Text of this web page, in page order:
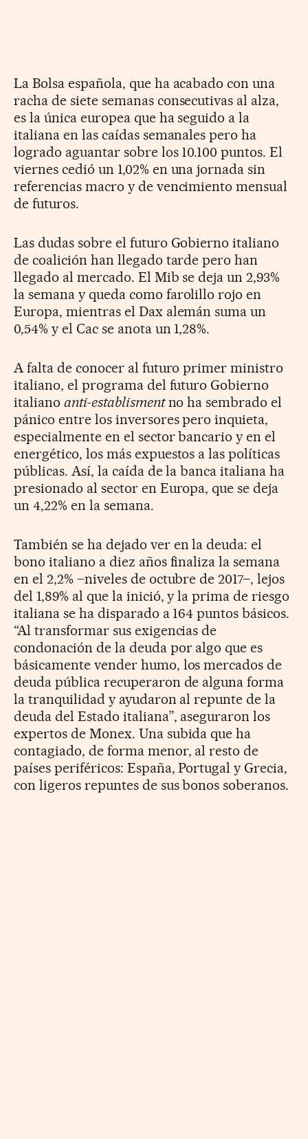
La Bolsa española, que ha acabado con una
racha de siete semanas consecutivas al alza,
es la única europea que ha seguido a la
italiana en las caídas semanales pero ha
logrado aguantar sobre los 10.100 puntos. El
viernes cedió un 1,02% en una jornada sin
referencias macro y de vencimiento mensual
de futuros.
Las dudas sobre el futuro Gobierno italiano
de coalición han llegado tarde pero han
llegado al mercado. El Mib se deja un 2,93%
la semana y queda como farolillo rojo en
Europa, mientras el Dax alemán suma un
0,54% y el Cac se anota un 1,28%.
A falta de conocer al futuro primer ministro
italiano, el programa del futuro Gobierno
italiano anti-establismentno ha sembrado el
pánico entre los inversores pero inquieta,
especialmente en el sector bancario y en el
energético, los más expuestos a las políticas
públicas. Así, la caída de la banca italiana ha
presionado al sector en Europa, que se deja
un 4,22% en la semana.
También se ha dejado ver en la deuda: el
bono italiano a diez años finaliza la semana
en el 2,2% –niveles de octubre de 2017–, lejos
del 1,89% al que la inició, y la prima de riesgo
italiana se ha disparado a 164 puntos básicos.
“Al transformar sus exigencias de
condonación de la deuda por algo que es
básicamente vender humo, los mercados de
deuda pública recuperaron de alguna forma
la tranquilidad y ayudaron al repunte de la
deuda del Estado italiana”, aseguraron los
expertos de Monex. Una subida que ha
contagiado, de forma menor, al resto de
países periféricos: España, Portugal y Grecia,
con ligeros repuntes de sus bonos soberanos.